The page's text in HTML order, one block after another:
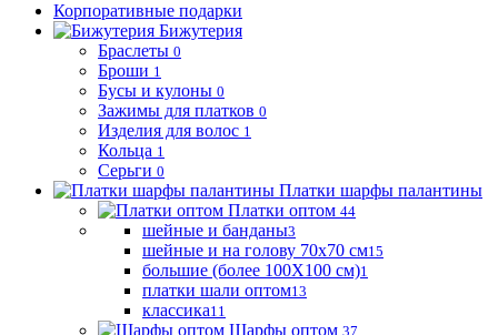
Корпоративные подарки
Бижутерия
Браслеты 0
Броши 1
Бусы и кулоны 0
Зажимы для платков 0
Изделия для волос 1
Кольца 1
Серьги 0
Платки шарфы палантины
Платки оптом 44
шейные и банданы3
шейные и на голову 70х70 см15
большие (более 100Х100 см)1
платки шали оптом13
классика11
Шарфы оптом 37